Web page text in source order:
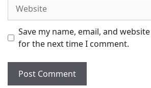
Save my name, email, and
for the next time I comment.